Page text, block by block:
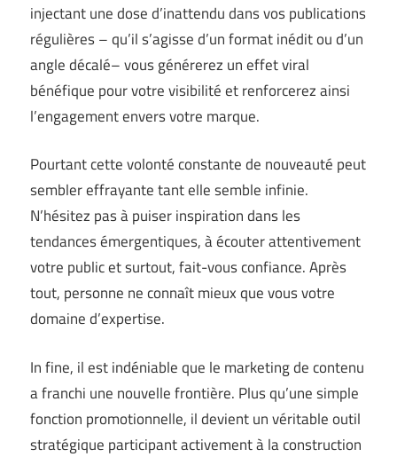
injectant une dose d’inattendu dans vos publications
régulières – qu’il s’agisse d’un format inédit ou d’un
angle décalé– vous générerez un effet viral
bénéfique pour votre visibilité et renforcerez ainsi
l’engagement envers votre marque.
Pourtant cette volonté constante de nouveauté peut
sembler effrayante tant elle semble infinie.
N’hésitez pas à puiser inspiration dans les
tendances émergentiques, à écouter attentivement
votre public et surtout, fait-vous confiance. Après
tout, personne ne connaît mieux que vous votre
domaine d’expertise.
In fine, il est indéniable que le marketing de contenu
a franchi une nouvelle frontière. Plus qu’une simple
fonction promotionnelle, il devient un véritable outil
stratégique participant activement à la construction